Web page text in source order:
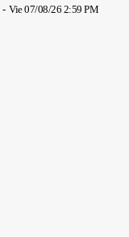
- Vie 07/08/26 2:59 PM